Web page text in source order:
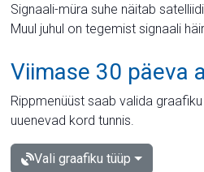
Signaali-müra suhe näitab
Muul juhul on tegemist signaali
Viimase 30 päeva
Rippmenüüst saab valida
uuenevad kord tunnis.
Vali graafiku tüüp